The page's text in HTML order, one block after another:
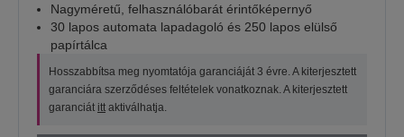
Nagyméretű, felhasználóbarát érintőképernyő
30 lapos automata lapadagoló és 250 lapos elülső
papírtálca
Hosszabbítsa meg nyomtatója garanciáját 3 évre. A kiterjesztett
garanciára szerződéses feltételek vonatkoznak. A kiterjesztett
garanciát itt aktiválhatja.